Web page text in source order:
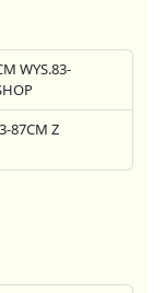
WYS.83-
87CM Z